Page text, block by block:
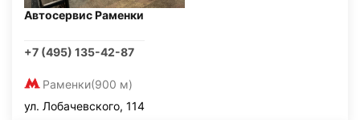
Автосервис Раменки
+7 (495) 135-42-87
Раменки(900 м)
ул. Лобачевского, 114